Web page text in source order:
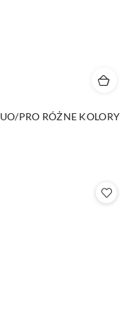
PRO RÓŻNE KOLORY